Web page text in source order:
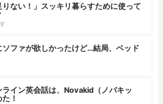
りない！」スッキリ暮らすために使って
ソファが欲しかったけど…結局、ベッド
ライン英会話は、Novakid（ノバキッ
！